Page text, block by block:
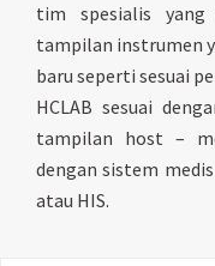
tim spesialis yang
tampilan instrumen
baru seperti sesuai
HCLAB sesuai
tampilan host –
dengan sistem
atau HIS.